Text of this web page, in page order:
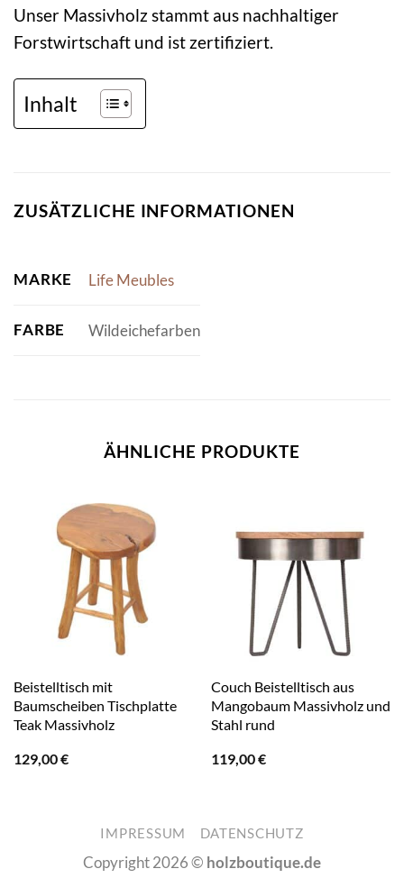
Unser Massivholz stammt aus nachhaltiger
Forstwirtschaft und ist zertifiziert.
Inhalt
ZUSÄTZLICHE INFORMATIONEN
MARKE Life Meubles
FARBE Wildeichefarben
ÄHNLICHE PRODUKTE
Beistelltisch mit
Baumscheiben Tischplatte
Teak Massivholz
129,00€
Couch Beistelltisch aus
Mangobaum Massivholz und
Stahl rund
119,00€
IMPRESSUM DATENSCHUTZ
Copyright 2026 © holzboutique.de